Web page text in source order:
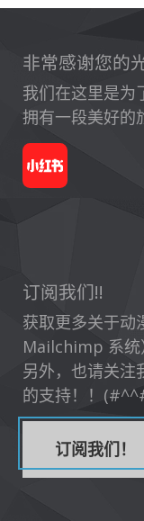
非常感谢您的
我们在这里是为
拥有一段美好的
订阅我们!!
获取更多关于动
Mailchimp 系统
另外，也请关注
的支持！！
订阅我们！